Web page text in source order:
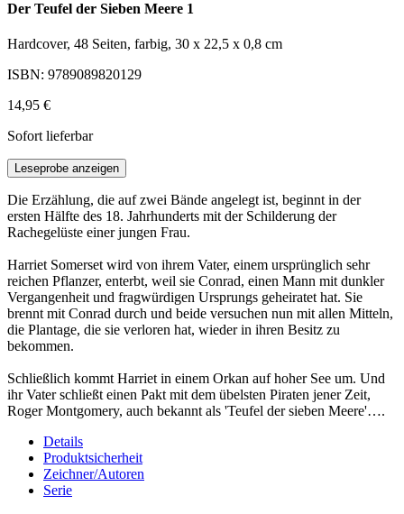
Der Teufel der Sieben Meere 1
Hardcover, 48 Seiten, farbig, 30 x 22,5 x 0,8 cm
ISBN: 9789089820129
14,95 €
Sofort lieferbar
Leseprobe anzeigen
Die Erzählung, die auf zwei Bände angelegt ist, beginnt in der
ersten Hälfte des 18. Jahrhunderts mit der Schilderung der
Rachegelüste einer jungen Frau.
Harriet Somerset wird von ihrem Vater, einem ursprünglich sehr
reichen Pflanzer, enterbt, weil sie Conrad, einen Mann mit dunkler
Vergangenheit und fragwürdigen Ursprungs geheiratet hat. Sie
brennt mit Conrad durch und beide versuchen nun mit allen Mitteln,
die Plantage, die sie verloren hat, wieder in ihren Besitz zu
bekommen.
Schließlich kommt Harriet in einem Orkan auf hoher See um. Und
ihr Vater schließt einen Pakt mit dem übelsten Piraten jener Zeit,
Roger Montgomery, auch bekannt als 'Teufel der sieben Meere'….
Details
Produktsicherheit
Zeichner/Autoren
Serie